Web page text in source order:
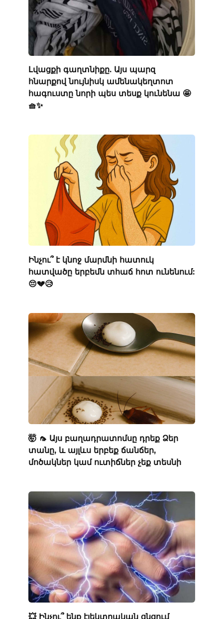
Լվացքի գաղտնիքը. Այս պարզ
հնարքով նույնիսկ ամենակեղտոտ
հագուստը նորի պես տեսք կունենա 🤩
🧺✨
Ինչու՞ է կնոջ մարմնի հատուկ
հատվածը երբեմն տհաճ հոտ ունենում:
😔💔😥
🤯 🦟 Այս բաղադրատոմսը դրեք Ձեր
տանը, և այլևս երբեք ճանճեր,
մոծակներ կամ ուտիճներ չեք տեսնի
💥 Ինչու՞ ենք էլեկտրական ցնցում